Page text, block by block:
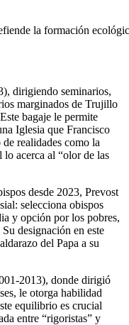
la formación
dirigiendo seminarios,
marginados de Trujillo
bagaje le permite
Iglesia que Francisco
realidades como la
acerca al “olor de las
desde 2023, Prevost
selecciona obispos
y opción por los pobres,
designación en este
del Papa a su
2013), donde dirigió
le otorga habilidad
equilibrio es crucial
entre “rigoristas” y